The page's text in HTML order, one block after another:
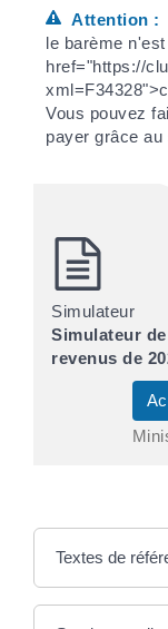
Attention :
le barème
href="https://
Vous pouvez
payer grâce
Simulateur
Simulateur
revenus de
Textes de